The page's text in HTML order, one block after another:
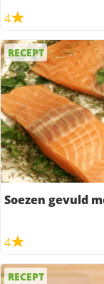
4
RECEPT
Soezen gevuld
4
RECEPT